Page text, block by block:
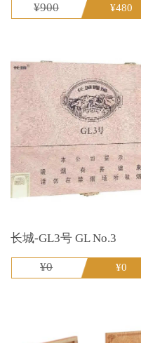
¥900 ¥480
长城-GL3号 GL No.3
¥0 ¥0